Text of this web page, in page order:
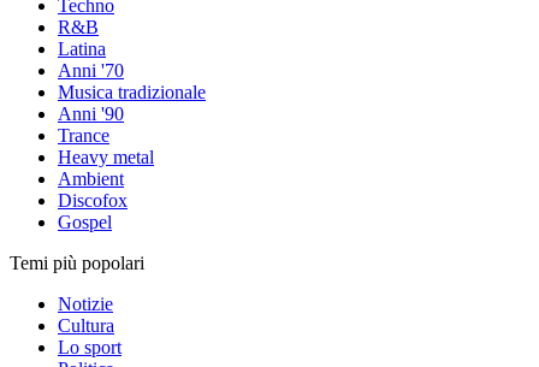
Techno
R&B
Latina
Anni '70
Musica tradizionale
Anni '90
Trance
Heavy metal
Ambient
Discofox
Gospel
Temi più popolari
Notizie
Cultura
Lo sport